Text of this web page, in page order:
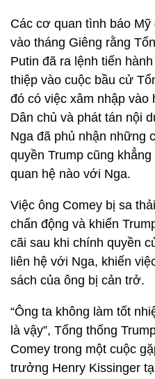
Các cơ quan tình báo
vào tháng Giêng rằng
Putin đã ra lệnh tiến
thiệp vào cuộc bầu cử
đó có việc xâm nhập
Dân chủ và phát tán nội
Nga đã phủ nhận những
quyền Trump cũng
quan hệ nào với Nga.
Việc ông Comey bị sa
chấn động và khiến
cãi sau khi chính quyền
liên hệ với Nga, khiến
sách của ông bị cản trở.
“Ông ta không làm tốt
là vậy”, Tổng thống
Comey trong một cuộc
trưởng Henry Kissinger